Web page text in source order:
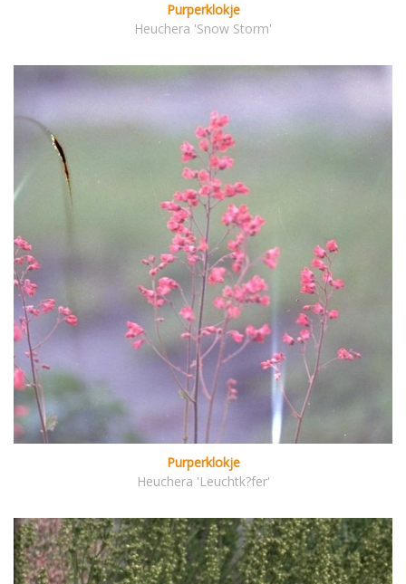
Purperklokje
Heuchera 'Snow Storm'
Purperklokje
Heuchera 'Leuchtk?fer'